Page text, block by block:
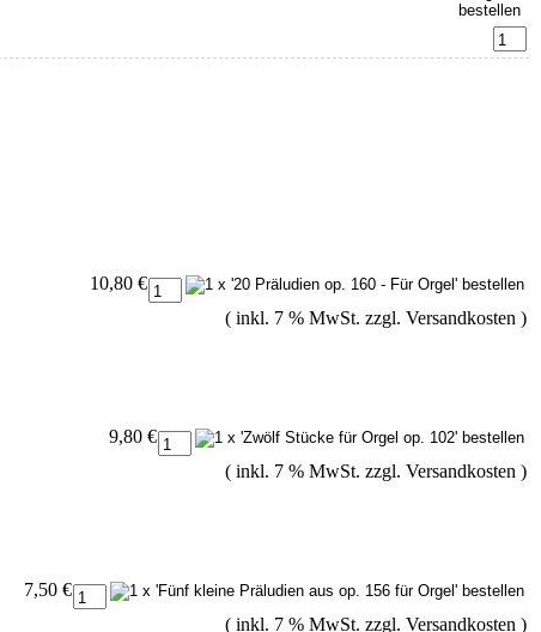
10,80 €
( inkl. 7 % MwSt. zzgl. Versandkosten )
9,80 €
( inkl. 7 % MwSt. zzgl. Versandkosten )
7,50 €
( inkl. 7 % MwSt. zzgl. Versandkosten )